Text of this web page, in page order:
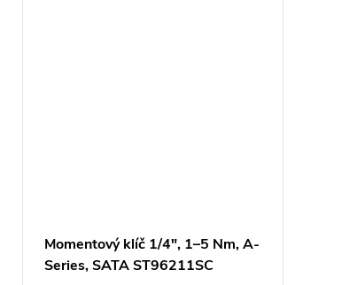
Momentový klíč 1/4", 1–5 Nm, A-
Series, SATA ST96211SC